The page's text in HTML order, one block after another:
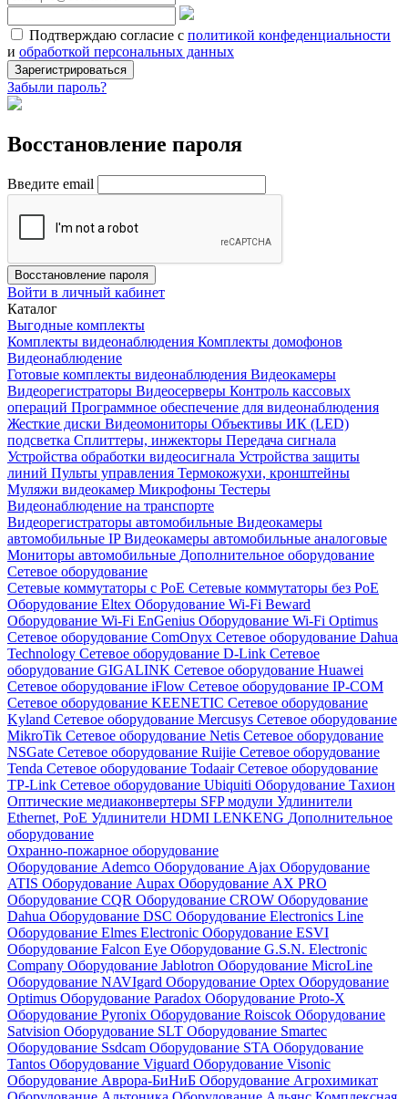
Подтверждаю согласие с политикой конфеденциальности
и обработкой персональных данных
Зарегистрироваться
Забыли пароль?
Восстановление пароля
Введите email
Восстановление пароля
Войти в личный кабинет
Каталог
Выгодные комплекты
Комплекты видеонаблюдения Комплекты домофонов
Видеонаблюдение
Готовые комплекты видеонаблюдения Видеокамеры
Видеорегистраторы Видеосерверы Контроль кассовых
операций Программное обеспечение для видеонаблюдения
Жесткие диски Видеомониторы Объективы ИК (LED)
подсветка Сплиттеры, инжекторы Передача сигнала
Устройства обработки видеосигнала Устройства защиты
линий Пульты управления Термокожухи, кронштейны
Муляжи видеокамер Микрофоны Тестеры
Видеонаблюдение на транспорте
Видеорегистраторы автомобильные Видеокамеры
автомобильные IPВидеокамеры автомобильные аналоговые
Мониторы автомобильные Дополнительное оборудование
Сетевое оборудование
Сетевые коммутаторы с РоЕ Сетевые коммутаторы без РоЕ
Оборудование Eltex Оборудование Wi-Fi Beward
Оборудование Wi-Fi EnGenius Оборудование Wi-Fi Optimus
Сетевое оборудование ComOnyx Сетевое оборудование Dahua
Technology Сетевое оборудование D-Link Сетевое
оборудование GIGALINK Сетевое оборудование Huawei
Сетевое оборудование iFlow Сетевое оборудование IP-COM
Сетевое оборудование KEENETIC Сетевое оборудование
Kyland Сетевое оборудование Mercusys Сетевое оборудование
MikroTik Сетевое оборудование Netis Сетевое оборудование
NSGate Сетевое оборудование Ruijie Сетевое оборудование
Tenda Сетевое оборудование TodaairСетевое оборудование
TP-Link Сетевое оборудование Ubiquiti Оборудование Тахион
Оптические медиаконвертеры SFP модули Удлинители
Ethernet, PoE Удлинители HDMI LENKENG Дополнительное
оборудование
Охранно-пожарное оборудование
Оборудование Ademco Оборудование Ajax Оборудование
ATIS Оборудование Aupax Оборудование AX PRO
Оборудование CQR Оборудование CROW Оборудование
Dahua Оборудование DSC Оборудование Electronics Line
Оборудование Elmes Electronic Оборудование ESVI
Оборудование Falcon Eye Оборудование G.S.N. Electronic
Company Оборудование Jablotron Оборудование MicroLine
Оборудование NAVIgard Оборудование Optex Оборудование
Optimus Оборудование Paradox Оборудование Proto-X
Оборудование Pyronix Оборудование Roiscok Оборудование
Satvision Оборудование SLT Оборудование Smartec
Оборудование Ssdcam Оборудование STA Оборудование
Tantos Оборудование Viguard Оборудование Visonic
Оборудование Аврора-БиНиБ Оборудование Агрохимикат